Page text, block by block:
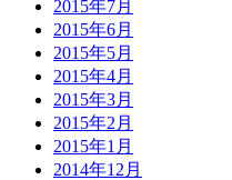
2015年7月
2015年6月
2015年5月
2015年4月
2015年3月
2015年2月
2015年1月
2014年12月